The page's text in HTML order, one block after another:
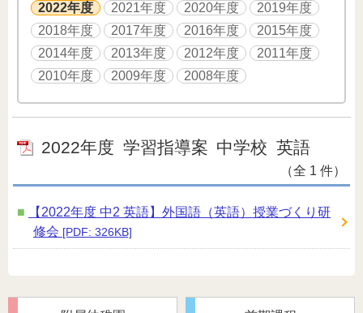
2022年度
2021年度 2020年度
2019年度
2018年度
2017年度 2016年度
2015年度
2014年度
2013年度 2012年度
2011年度
2010年度
2009年度 2008年度
2022年度 学習指導案 中学校 英語
（全 1 件）
【2022年度 中2 英語】外国語（英語）授業づくり研
修会 [PDF: 326KB]